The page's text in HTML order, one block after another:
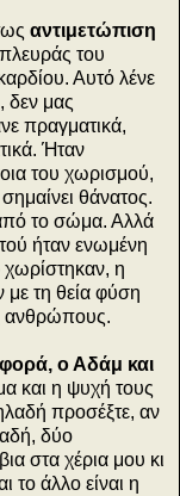
αντιμετώπιση
του
Αυτό λένε
δεν μας
πραγματικά,
Ήταν
του χωρισμού,
θάνατος.
το σώμα. Αλλά
ήταν ενωμένη
η
με τη θεία φύση
ανθρώπους.
ο Αδάμ και
και η ψυχή τους
προσέξτε, αν
δύο
στα χέρια μου κι
το άλλο είναι η